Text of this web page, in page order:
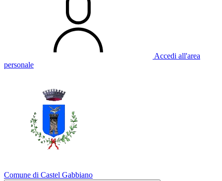
Accedi all'area
personale
Comune di Castel Gabbiano